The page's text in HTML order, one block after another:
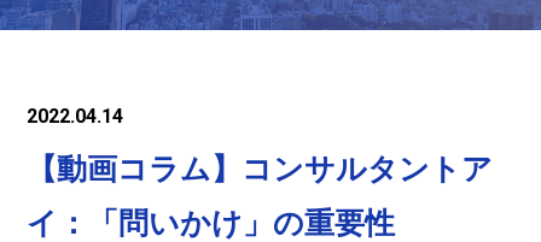
2022.04.14
【動画コラム】コンサルタントア
イ：「問いかけ」の重要性